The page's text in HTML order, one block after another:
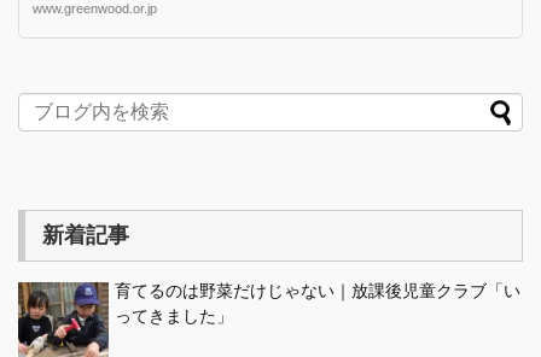
www.greenwood.or.jp
新着記事
育てるのは野菜だけじゃない｜放課後児童クラブ「い
ってきました」